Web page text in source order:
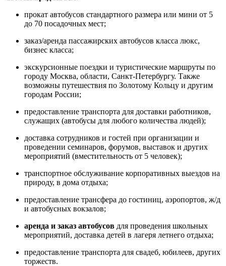
прокат автобусов стандартного размера или мини от 5
до 70 посадочных мест;
заказ/аренда пассажирских автобусов класса люкс,
бизнес класса;
экскурсионные поездки и туристические маршруты по
городу Москва, области, Санкт-Петербургу. Также
возможны путешествия по Золотому Кольцу и другим
городам России;
предоставление транспорта для доставки работников,
служащих (автобусы для любого количества людей);
доставка сотрудников и гостей при организации и
проведении семинаров, форумов, выставок и других
мероприятий (вместительность от 5 человек);
транспортное обслуживание корпоративных выездов на
природу, в дома отдыха;
предоставление трансфера до гостиниц, аэропортов, ж/д
и автобусных вокзалов;
аренда и заказ автобусов для проведения школьных
мероприятий, доставка детей в лагеря летнего отдыха;
предоставление транспорта для свадеб, юбилеев, других
торжеств.